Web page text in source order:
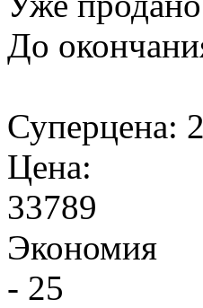
До
Суперцена:
Цена:
33789
Экономия
- 25